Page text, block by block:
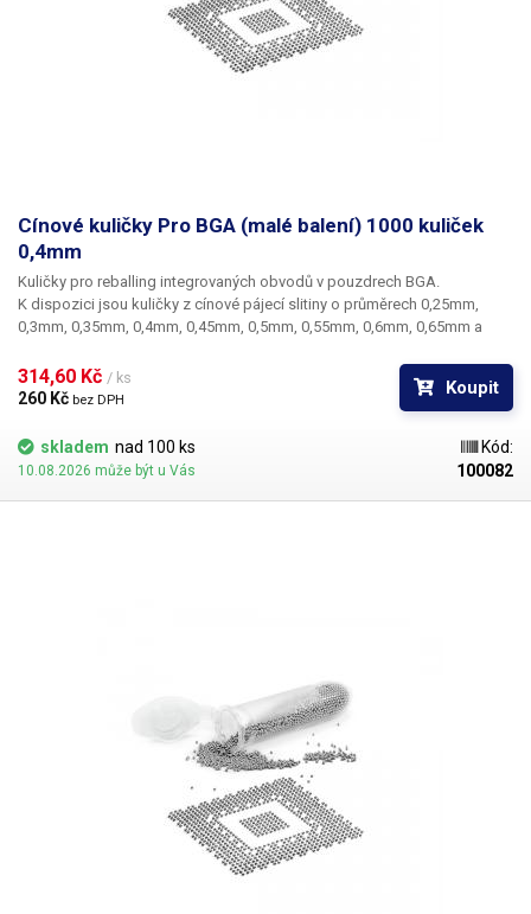
Cínové kuličky Pro BGA (malé balení) 1000 kuliček
0,4mm
Kuličky pro reballing integrovaných obvodů v pouzdrech BGA.
K dispozici jsou kuličky z cínové pájecí slitiny o průměrech 0,25mm,
0,3mm, 0,35mm, 0,4mm, 0,45mm, 0,5mm, 0,55mm, 0,6mm, 0,65mm a
BGA mřížky pro překuličkování. Ampule obsahuje vždy 1000 kusů
kuliček o daném průměru.
314,60 Kč / ks
260 Kč bez DPH
Koupit
skladem nad 100 ks
10.08.2026 může být u Vás
Kód:
100082